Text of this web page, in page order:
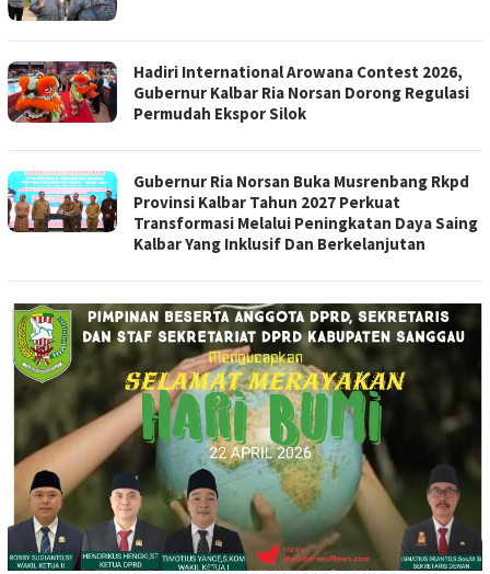
Hadiri International Arowana Contest 2026,
Gubernur Kalbar Ria Norsan Dorong Regulasi
Permudah Ekspor Silok
Gubernur Ria Norsan Buka Musrenbang Rkpd
Provinsi Kalbar Tahun 2027 Perkuat
Transformasi Melalui Peningkatan Daya Saing
Kalbar Yang Inklusif Dan Berkelanjutan